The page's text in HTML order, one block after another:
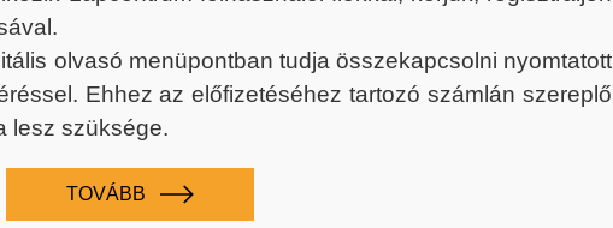
olvasó menüpontban tudja összekapcsolni nyomtatott
Ehhez az előfizetéséhez tartozó számlán szereplő
lesz szüksége.
TOVÁBB